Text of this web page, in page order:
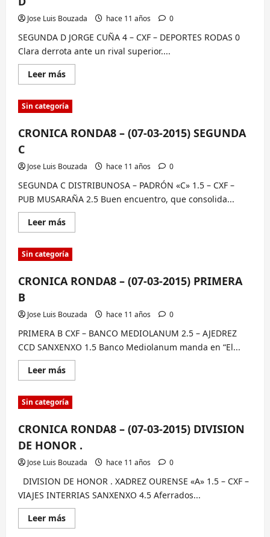
Jose Luis Bouzada hace 11 años 0
SEGUNDA D JORGE CUÑA 4 – CXF – DEPORTES RODAS 0
Clara derrota ante un rival superior....
Leer másLee
más
CRONICA
RONDA8
–
03-
2015)
Sin categoría
CRONICA RONDA8 – (07-03-2015) SEGUNDA
C
Jose Luis Bouzada hace 11 años 0
SEGUNDA C DISTRIBUNOSA – PADRÓN «C» 1.5 – CXF –
PUB MUSARAÑA 2.5 Buen encuentro, que consolida...
Leer másLee
más
CRONICA
RONDA8
–
03-
2015)
Sin categoría
CRONICA RONDA8 – (07-03-2015) PRIMERA
B
Jose Luis Bouzada hace 11 años 0
PRIMERA B CXF – BANCO MEDIOLANUM 2.5 – AJEDREZ
CCD SANXENXO 1.5 Banco Mediolanum manda en “El...
Leer másLee
más
CRONICA
RONDA8
–
03-
2015)
PRIMERA
Sin categoría
CRONICA RONDA8 – (07-03-2015) DIVISION
DE HONOR .
Jose Luis Bouzada hace 11 años 0
DIVISION DE HONOR . XADREZ OURENSE «A» 1.5 – CXF –
VIAJES INTERRIAS SANXENXO 4.5 Aferrados...
Leer másLee
más